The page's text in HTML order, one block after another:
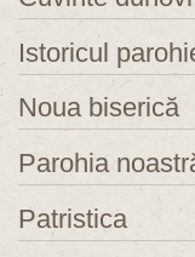
Istoricul
Noua biserică
Parohia
Patristica